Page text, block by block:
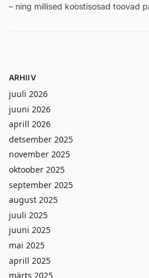
– ning millised koostisosad toovad
ARHIIV
juuli 2026
juuni 2026
aprill 2026
detsember 2025
november 2025
oktoober 2025
september 2025
august 2025
juuli 2025
juuni 2025
mai 2025
aprill 2025
märts 2025